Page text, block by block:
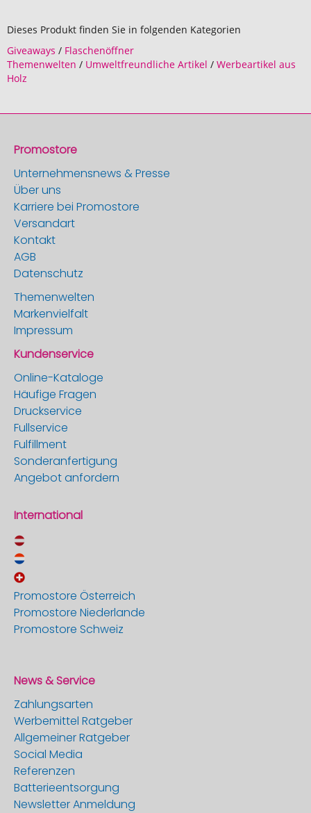
Dieses Produkt finden Sie in folgenden Kategorien
Giveaways / Flaschenöffner
Themenwelten / Umweltfreundliche Artikel / Werbeartikel aus
Holz
Promostore
Unternehmensnews & Presse
Über uns
Karriere bei Promostore
Versandart
Kontakt
AGB
Datenschutz
Themenwelten
Markenvielfalt
Impressum
Kundenservice
Online-Kataloge
Häufige Fragen
Druckservice
Fullservice
Fulfillment
Sonderanfertigung
Angebot anfordern
International
Promostore Österreich
Promostore Niederlande
Promostore Schweiz
News & Service
Zahlungsarten
Werbemittel Ratgeber
Allgemeiner Ratgeber
Social Media
Referenzen
Batterieentsorgung
Newsletter Anmeldung